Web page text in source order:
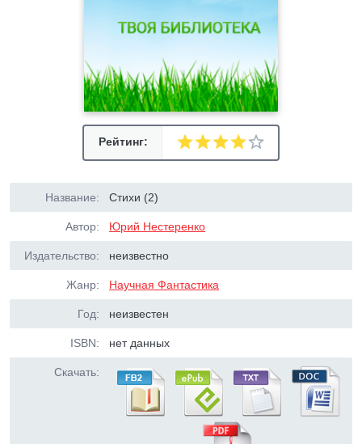
Рейтинг:
Название: Стихи (2)
Автор: Юрий Нестеренко
Издательство: неизвестно
Жанр: Научная Фантастика
Год: неизвестен
ISBN: нет данных
Скачать: